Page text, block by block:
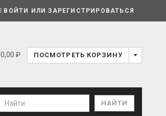
ВОЙТИ ИЛИ ЗАРЕГИСТРИРОВАТЬСЯ
0,00 ₽ ПОСМОТРЕТЬ КОРЗИНУ